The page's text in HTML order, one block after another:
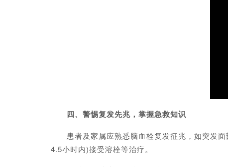
四、警惕复发先兆，掌握急救知识
患者及家属应熟悉脑血栓复发征兆，如突发面
4.5小时内)接受溶栓等治疗。